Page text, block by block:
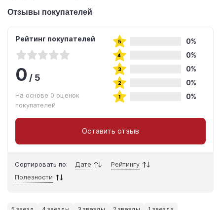
Отзывы покупателей
Рейтинг покупателей
0/5
На основе 0 оценок
покупателей
0%
0%
0%
0%
0%
Оставить отзыв
Сортировать по: Дате
Рейтингу
Полезности